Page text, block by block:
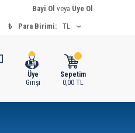
Bayi Ol veya Üye Ol
₺ Para Birimi:
Sepetim
0,00TL
Üye
Girişi